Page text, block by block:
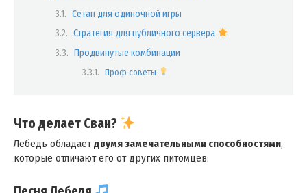
Сетап для одиночной игры
Стратегия для публичного сервера
Продвинутые комбинации
Проф советы
Что делает Сван?
Лебедь обладаетдвумя замечательными способностями,
которые отличают его от других питомцев: